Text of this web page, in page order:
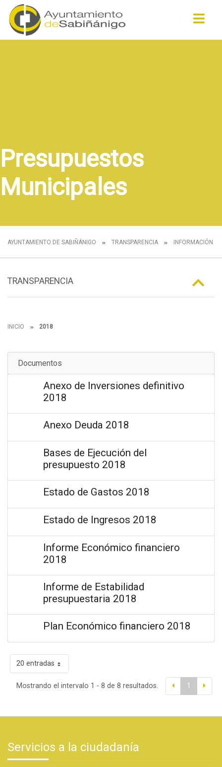
Presupuestos
Municipales
AYUNTAMIENTO DE SABIÑÁNIGO TRANSPARENCIA INFORMACIÓN
TRANSPARENCIA
INICIO 2018
Documentos
Anexo de Inversiones definitivo
2018
Anexo Deuda 2018
Bases de Ejecución del
presupuesto 2018
Estado de Gastos 2018
Estado de Ingresos 2018
Informe Económico financiero
2018
Informe de Estabilidad
presupuestaria 2018
Plan Económico financiero 2018
20 entradas
Mostrando el intervalo 1 - 8 de 8 resultados. 1
Servicios a la ciudadanía